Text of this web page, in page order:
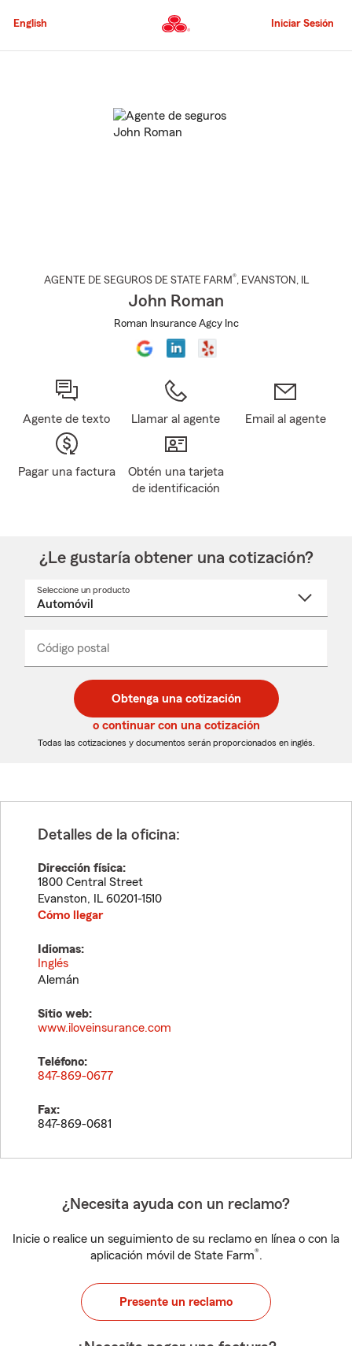
al
principal
English Iniciar Sesión
AGENTE DE SEGUROS DE STATE FARM®, EVANSTON , IL
John Roman
Roman Insurance Agcy Inc
Agente de texto Llamar al agente Email al agente
Pagar una factura
Obtén una tarjeta
de identificación
¿Le gustaría obtener una cotización?
Seleccione un producto
desplegable
Código postal
de
5
dígitos
de
5
dígitos
_____
Obtenga una cotización
o continuar con una cotización
Todas las cotizaciones y documentos serán proporcionados en inglés.
Detalles de la oficina:
Dirección física:
1800 Central Street
Evanston, IL 60201-1510
Cómo llegar
Idiomas:
Inglés
Alemán
Sitio web:
www.iloveinsurance.com
Teléfono:
847-869-0677
Fax:
847-869-0681
¿Necesita ayuda con un reclamo?
Inicie o realice un seguimiento de su reclamo en línea o con la
aplicación móvil de State Farm®.
Presente un reclamo